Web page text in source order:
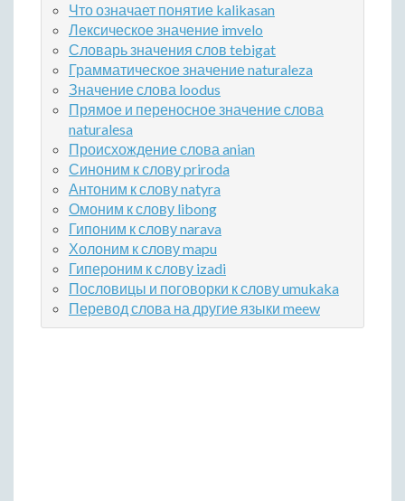
Что означает понятие kalikasan
Лексическое значение imvelo
Словарь значения слов tebigat
Грамматическое значение naturaleza
Значение слова loodus
Прямое и переносное значение слова
naturalesa
Происхождение слова anian
Синоним к слову priroda
Антоним к слову natyra
Омоним к слову libong
Гипоним к слову narava
Холоним к слову mapu
Гипероним к слову izadi
Пословицы и поговорки к слову umukaka
Перевод слова на другие языки meew